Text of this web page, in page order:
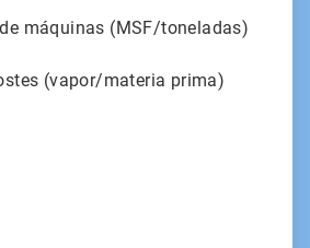
máquinas (MSF/toneladas)
(vapor/materia prima)